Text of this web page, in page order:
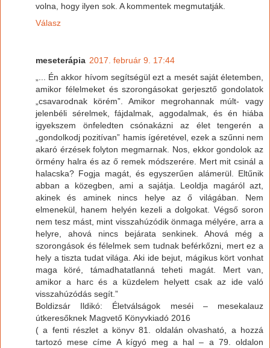
volna, hogy ilyen sok. A kommentek megmutatják.
Válasz
meseterápia 2017. február 9. 17:44
„... Én akkor hívom segítségül ezt a mesét saját életemben,
amikor félelmeket és szorongásokat gerjesztő gondolatok
„csavarodnak körém”. Amikor megrohannak múlt- vagy
jelenbéli sérelmek, fájdalmak, aggodalmak, és én hiába
igyekszem önfeledten csónakázni az élet tengerén a
„gondolkodj pozitívan” hamis ígéretével, ezek a szűnni nem
akaró érzések folyton megmarnak. Nos, ekkor gondolok az
örmény halra és az ő remek módszerére. Mert mit csinál a
halacska? Fogja magát, és egyszerűen alámerül. Eltűnik
abban a közegben, ami a sajátja. Leoldja magáról azt,
akinek és aminek nincs helye az ő világában. Nem
elmenekül, hanem helyén kezeli a dolgokat. Végső soron
nem tesz mást, mint visszahúzódik önmaga mélyére, arra a
helyre, ahová nincs bejárata senkinek. Ahová még a
szorongások és félelmek sem tudnak beférkőzni, mert ez a
hely a tiszta tudat világa. Aki ide bejut, mágikus kört vonhat
maga köré, támadhatatlanná teheti magát. Mert van,
amikor a harc és a küzdelem helyett csak az ide való
visszahúzódás segít.”
Boldizsár Ildikó: Életválságok meséi – mesekalauz
útkeresőknek Magvető Könyvkiadó 2016
( a fenti részlet a könyv 81. oldalán olvasható, a hozzá
tartozó mese címe A kígyó meg a hal – a 79. oldalon